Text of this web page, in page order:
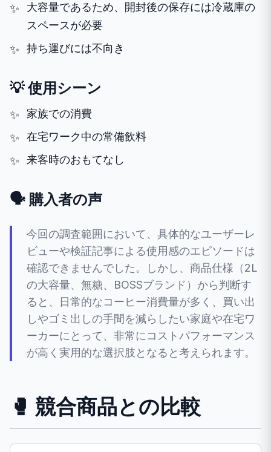
大容量であるため、開封後の保存には冷蔵庫の
スペースが必要
持ち運びには不向き
💡 使用シーン
家族での消費
在宅ワーク中の常備飲料
来客時のおもてなし
🗣️ 購入者の声
今回の調査範囲において、具体的なユーザーレ
ビューや検証記事による使用感のエピソードは
確認できませんでした。しかし、商品仕様（2L
の大容量、無糖、BOSSブランド）から判断す
ると、日常的なコーヒー消費量が多く、買い出
しやゴミ出しの手間を減らしたい家庭や在宅ワ
ーカーにとって、非常にコストパフォーマンス
が高く実用的な選択肢となると考えられます。
🥊 競合商品との比較